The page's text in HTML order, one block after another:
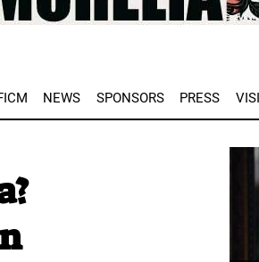
NEWS SPONSORS PRESS